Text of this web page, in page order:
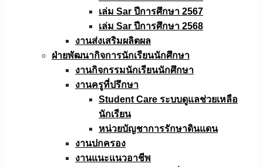
เล่ม Sar ปีการศึกษา 2567
เล่ม Sar ปีการศึกษา 2568
งานส่งเสริมผลิตผล
ฝ่ายพัฒนากิจการนักเรียนนักศึกษา
งานกิจกรรมนักเรียนนักศึกษา
งานครูที่ปรึกษา
Student Care ระบบดูแลช่วยเหลือ
นักเรียน
หน่วยบัญชาการรักษาดินแดน
งานปกครอง
งานแนะแนวอาชีพ